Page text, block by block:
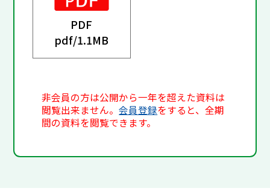
PDF
pdf/1.1MB
非会員の方は公開から一年を超えた資料は
閲覧出来ません。会員登録をすると、全期
間の資料を閲覧できます。